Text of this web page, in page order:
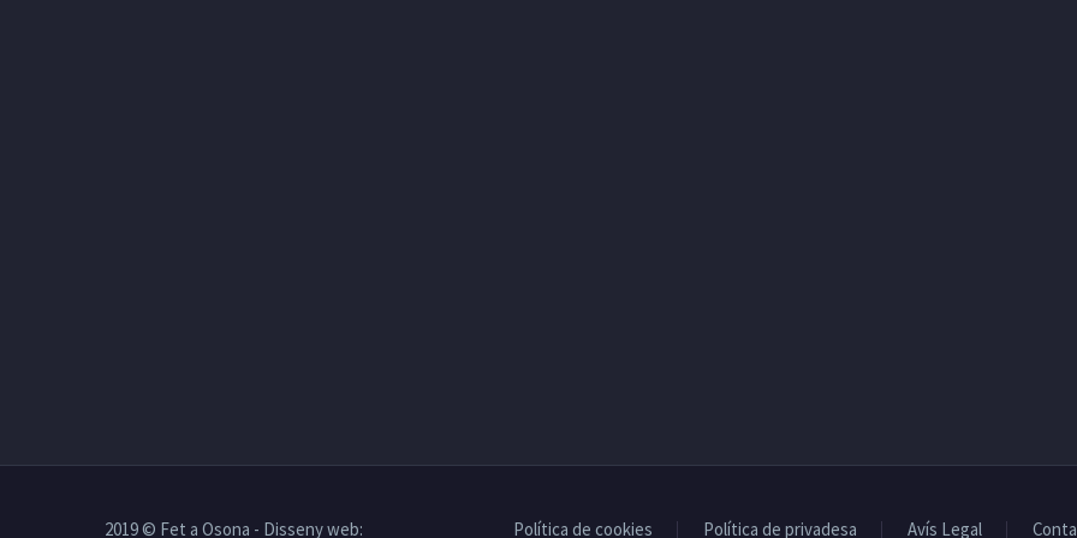
Política de cookies Política de privadesa Avís Legal
2019 © Fet a Osona - Disseny web: